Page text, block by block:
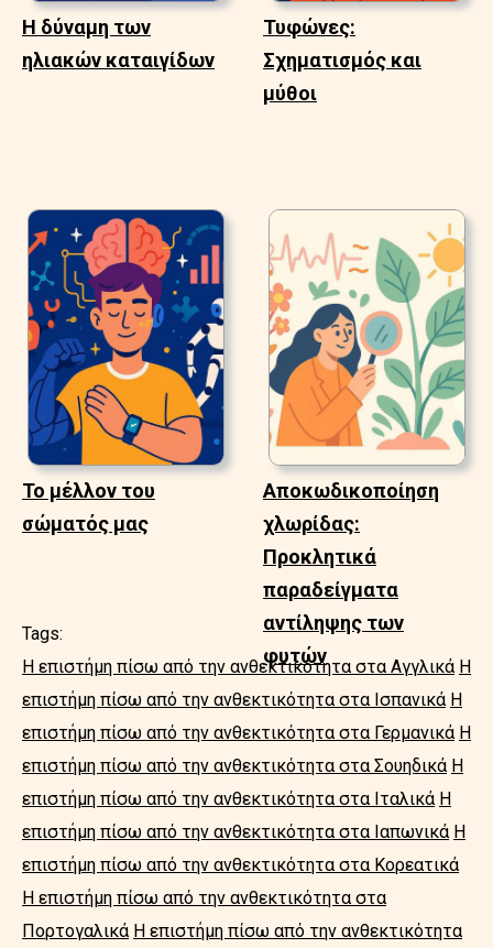
Η δύναμη των
ηλιακών καταιγίδων
Τυφώνες:
Σχηματισμός και
μύθοι
Το μέλλον του
σώματός μας
Αποκωδικοποίηση
χλωρίδας:
Προκλητικά
παραδείγματα
αντίληψης των
φυτών
Tags:
Η επιστήμη πίσω από την ανθεκτικότητα στα Αγγλικά Η
επιστήμη πίσω από την ανθεκτικότητα στα Ισπανικά Η
επιστήμη πίσω από την ανθεκτικότητα στα Γερμανικά Η
επιστήμη πίσω από την ανθεκτικότητα στα Σουηδικά Η
επιστήμη πίσω από την ανθεκτικότητα στα Ιταλικά Η
επιστήμη πίσω από την ανθεκτικότητα στα Ιαπωνικά Η
επιστήμη πίσω από την ανθεκτικότητα στα Κορεατικά
Η επιστήμη πίσω από την ανθεκτικότητα στα
Πορτογαλικά Η επιστήμη πίσω από την ανθεκτικότητα